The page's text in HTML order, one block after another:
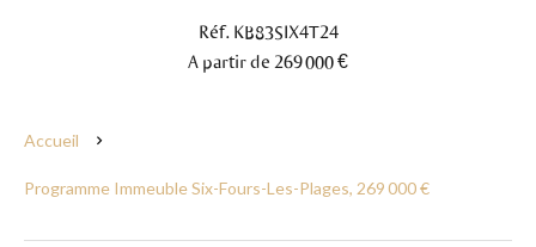
Réf. KB83SIX4T24
A partir de 269 000 €
Accueil
Programme Immeuble Six-Fours-Les-Plages, 269 000 €